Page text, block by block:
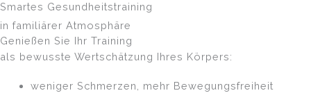
Smartes Gesundheitstraining
in familiärer Atmosphäre
Genießen Sie Ihr Training
als bewusste Wertschätzung Ihres Körpers:
weniger Schmerzen, mehr Bewegungsfreiheit